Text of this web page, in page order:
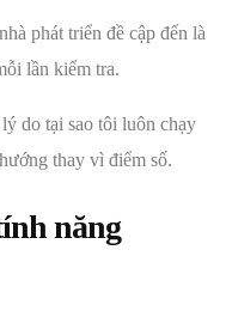
phát triển đề cập đến là
lần kiểm tra.
do tại sao tôi luôn chạy
thay vì điểm số.
năng